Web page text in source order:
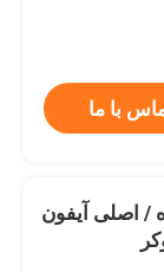
با ما
/ اصلی آیفون